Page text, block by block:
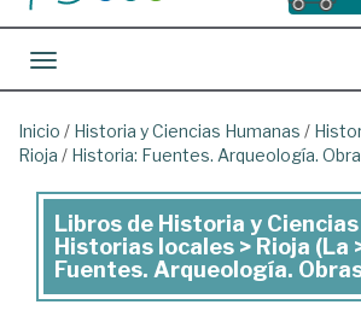
Toggle navigation
Inicio / Historia y Ciencias Humanas /
Rioja / Historia: Fuentes. Arqueología.
Libros
de
Historia
Libros de Historia y
Historias locales > Rioja (La
Fuentes. Arqueología.